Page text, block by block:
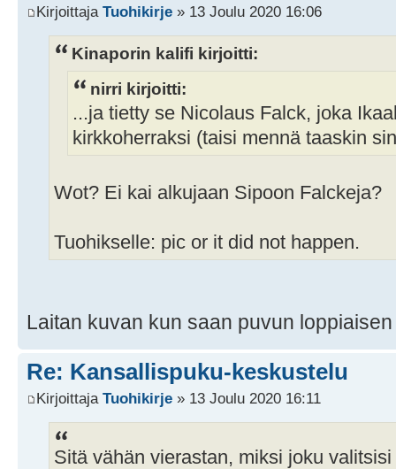
Kirjoittaja Tuohikirje » 13 Joulu 2020 16:06
Kinaporin kalifi kirjoitti:
nirri kirjoitti:
...ja tietty se Nicolaus Falck, joka
kirkkoherraksi (taisi mennä taaskin
Wot? Ei kai alkujaan Sipoon Falckeja?
Tuohikselle: pic or it did not happen.
Laitan kuvan kun saan puvun
Re: Kansallispuku-keskustelu
Kirjoittaja Tuohikirje » 13 Joulu 2020 16:11
Sitä vähän vierastan, miksi joku